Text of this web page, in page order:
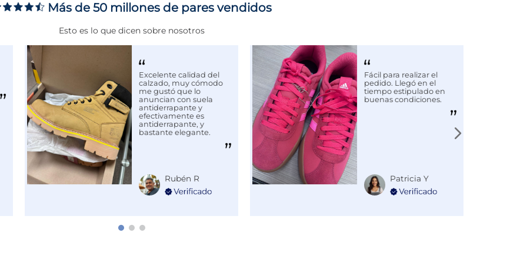
en el ámbito de la
te trae una colección que
fusión de clásicos
pieza no solo está
cancha o el gimnasio,
a tu estilo de
Más de 50 millones de pares vendidos
Esto es lo que dicen sobre nosotros
Excelente calidad del
calzado, muy cómodo
me gustó que lo
anuncian con suela
antiderrapante y
efectivamente es
antiderrapante, y
bastante elegante.
Rubén R
Fácil para realizar el
pedido. Llegó en el
tiempo estipulado en
buenas condiciones.
Patricia Y